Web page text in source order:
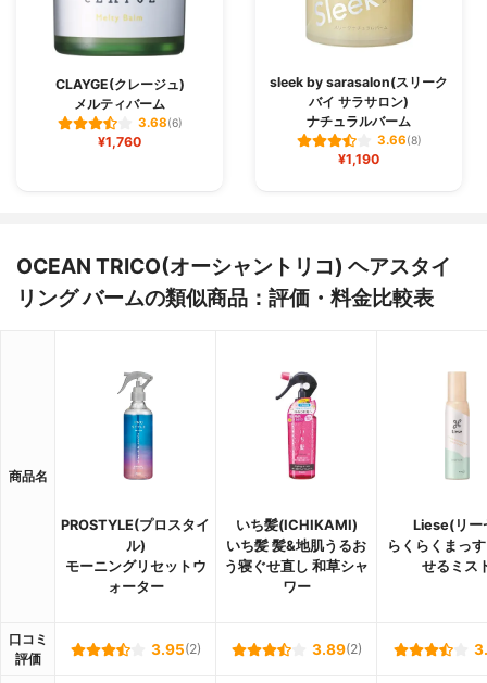
CLAYGE(クレージュ)
メルティバーム
3.68(6)
¥1,760
sleek by sarasalon(スリーク
バイ サラサロン)
ナチュラルバーム
3.66(8)
¥1,190
OCEAN TRICO(オーシャントリコ) ヘアスタイ
リング バームの類似商品：評価・料金比較表
商品名
PROSTYLE(プロスタイ
ル)
モーニングリセットウ
ォーター
いち髪(ICHIKAMI)
いち髪 髪&地肌うるお
う寝ぐせ直し 和草シャ
ワー
Liese(リー
らくらくまっ
せるミス
口コミ
評価
3.95(2) 3.89(2)